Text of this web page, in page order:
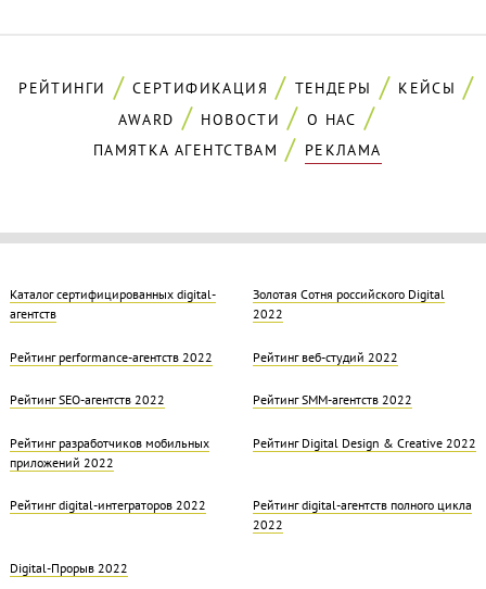
РЕЙТИНГИ СЕРТИФИКАЦИЯ ТЕНДЕРЫ
КЕЙСЫ
AWARD
НОВОСТИ
О НАС
ПАМЯТКА АГЕНТСТВАМ
РЕКЛАМА
Каталог сертифицированных digital-
агентств
Золотая Cотня российского Digital
2022
Рейтинг performance-агентств 2022 Рейтинг веб-студий 2022
Рейтинг SEO-агентств 2022 Рейтинг SMM-агентств 2022
Рейтинг разработчиков мобильных
приложений 2022
Рейтинг Digital Design & Creative 2022
Рейтинг digital-интеграторов 2022
Рейтинг digital-агентств полного цикла
2022
Digital-Прорыв 2022